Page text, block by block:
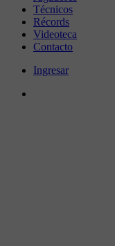
Técnicos
Récords
Videoteca
Contacto
Ingresar